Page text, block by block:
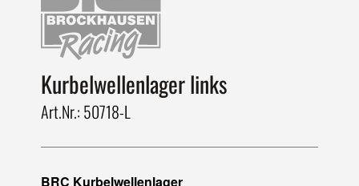
Kurbelwellenlager links
Art.Nr.: 50718-L
BRC Kurbelwellenlager